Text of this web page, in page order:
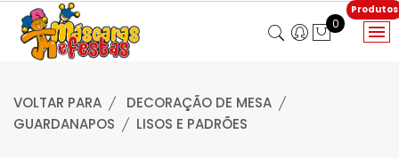
0
VOLTAR PARA
DECORAÇÃO DE MESA
GUARDANAPOS
LISOS E PADRÕES